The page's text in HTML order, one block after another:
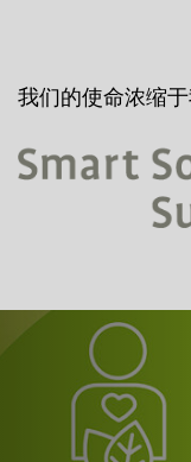
我们的使命浓缩